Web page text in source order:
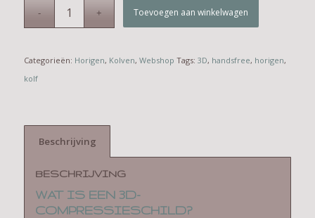
Toevoegen aan winkelwagen
Categorieën: Horigen, Kolven, Webshop Tags: 3D, handsfree, horigen,
kolf
Beschrijving
BESCHRIJVING
WAT IS EEN 3D-
COMPRESSIESCHILD?